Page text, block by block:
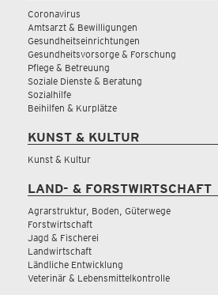
Coronavirus
Amtsarzt & Bewilligungen
Gesundheitseinrichtungen
Gesundheitsvorsorge & Forschung
Pflege & Betreuung
Soziale Dienste & Beratung
Sozialhilfe
Beihilfen & Kurplätze
KUNST & KULTUR
Kunst & Kultur
LAND- & FORSTWIRTSCHAFT
Agrarstruktur, Boden, Güterwege
Forstwirtschaft
Jagd & Fischerei
Landwirtschaft
Ländliche Entwicklung
Veterinär & Lebensmittelkontrolle